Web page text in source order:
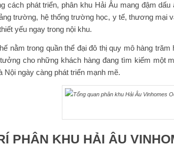
cách phát triển, phân khu Hải Âu mang đậm
trường, hệ thống trường học, y tế, thương mại
yếu ngay trong nội khu.
nằm trong quần thể đại đô thị quy mô hàng
cho những khách hàng đang tìm kiếm một
Nội ngày càng phát triển mạnh mẽ.
PHÂN KHU HẢI ÂU